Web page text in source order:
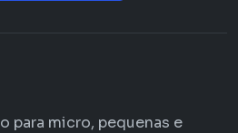
para micro, pequenas e